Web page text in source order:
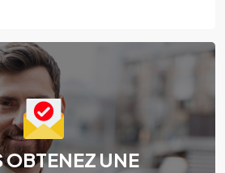
OBTENEZ UNE